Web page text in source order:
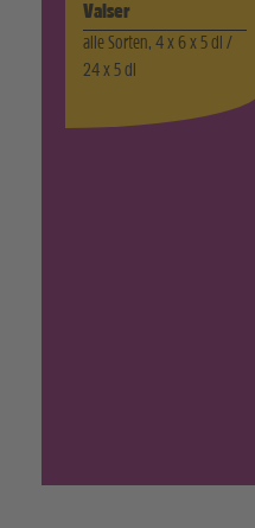
Valser
alle Sorten, 4 x 6 x 5 dl /
24 x 5 dl